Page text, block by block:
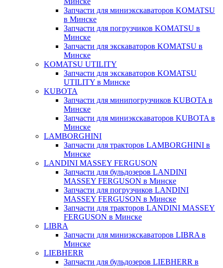
Запчасти для миниэкскаваторов KOMATSU
в Минске
Запчасти для погрузчиков KOMATSU в
Минске
Запчасти для экскаваторов KOMATSU в
Минске
KOMATSU UTILITY
Запчасти для экскаваторов KOMATSU
UTILITY в Минске
KUBOTA
Запчасти для минипогрузчиков KUBOTA в
Минске
Запчасти для миниэкскаваторов KUBOTA в
Минске
LAMBORGHINI
Запчасти для тракторов LAMBORGHINI в
Минске
LANDINI MASSEY FERGUSON
Запчасти для бульдозеров LANDINI
MASSEY FERGUSON в Минске
Запчасти для погрузчиков LANDINI
MASSEY FERGUSON в Минске
Запчасти для тракторов LANDINI MASSEY
FERGUSON в Минске
LIBRA
Запчасти для миниэкскаваторов LIBRA в
Минске
LIEBHERR
Запчасти для бульдозеров LIEBHERR в